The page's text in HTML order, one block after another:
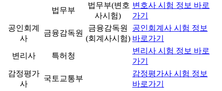
법무부
법무부(변호
사시험)
변호사 시험 정보 바로
가기
공인회계
사
금융감독원
금융감독원
(회계사시험)
공인회계사 시험 정보
바로가기
변리사 특허청
변리사 시험 정보 바로
가기
감정평가
사
국토교통부
감정평가사 시험 정보
바로가기